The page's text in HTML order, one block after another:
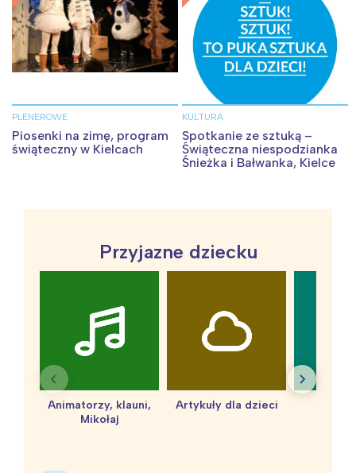
PLENEROWE
Piosenki na zimę, program
świąteczny w Kielcach
KULTURA
Spotkanie ze sztuką –
Świąteczna niespodzianka
Śnieżka i Bałwanka, Kielce
Przyjazne dziecku
Animatorzy, klauni,
Mikołaj
Artykuły dla dzieci
Interesują mnie wydarzenia z
tego regionu:
Trójmiasto
Poznań
Południe
Północ
Wybieram